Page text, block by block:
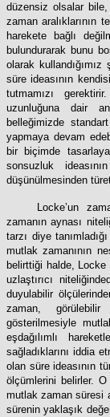
düzensiz olsalar bile,
zaman aralıklarının
harekete bağlı
bulundurarak bunu
olarak
süre ideasının
tutmamızı
uzunluğuna dair
belleğimizde
yapmaya devam
bir biçimde
sonsuzluk
düşünülmesinden
Locke’un
zamanın aynası
tarzı diye
mutlak zamanının
belirttiği halde,
uzlaştırıcı
duyulabilir
zaman, görülebilir
gösterilmesiyle
eşdağılımlı
sağladıklarını iddia
olan süre ideasının
ölçümlerini belirler.
mutlak zaman süresi
sürenin yaklaşık